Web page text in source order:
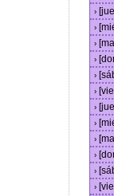
›
›
›
›
›
›
›
›
›
›
›
›